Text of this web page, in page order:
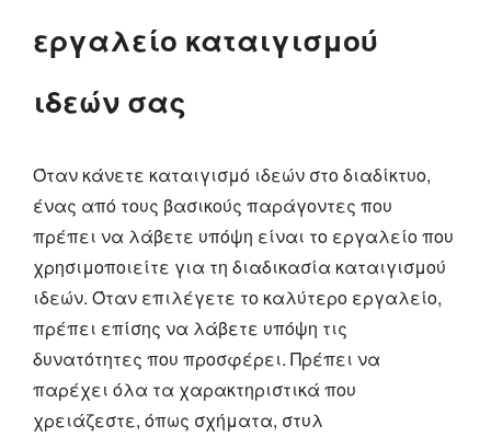
εργαλείο καταιγισμού
ιδεών σας
Όταν κάνετε καταιγισμό ιδεών στο διαδίκτυο,
ένας από τους βασικούς παράγοντες που
πρέπει να λάβετε υπόψη είναι το εργαλείο που
χρησιμοποιείτε για τη διαδικασία καταιγισμού
ιδεών. Όταν επιλέγετε το καλύτερο εργαλείο,
πρέπει επίσης να λάβετε υπόψη τις
δυνατότητες που προσφέρει. Πρέπει να
παρέχει όλα τα χαρακτηριστικά που
χρειάζεστε, όπως σχήματα, στυλ